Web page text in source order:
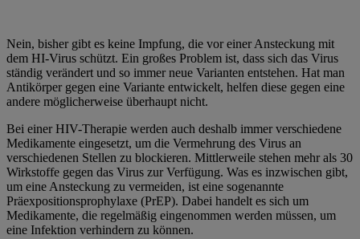
Nein, bisher gibt es keine Impfung, die vor einer Ansteckung mit
dem HI-Virus schützt. Ein großes Problem ist, dass sich das Virus
ständig verändert und so immer neue Varianten entstehen. Hat man
Antikörper gegen eine Variante entwickelt, helfen diese gegen eine
andere möglicherweise überhaupt nicht.
Bei einer HIV-Therapie werden auch deshalb immer verschiedene
Medikamente eingesetzt, um die Vermehrung des Virus an
verschiedenen Stellen zu blockieren. Mittlerweile stehen mehr als 30
Wirkstoffe gegen das Virus zur Verfügung. Was es inzwischen gibt,
um eine Ansteckung zu vermeiden, ist eine sogenannte
Präexpositionsprophylaxe (PrEP). Dabei handelt es sich um
Medikamente, die regelmäßig eingenommen werden müssen, um
eine Infektion verhindern zu können.